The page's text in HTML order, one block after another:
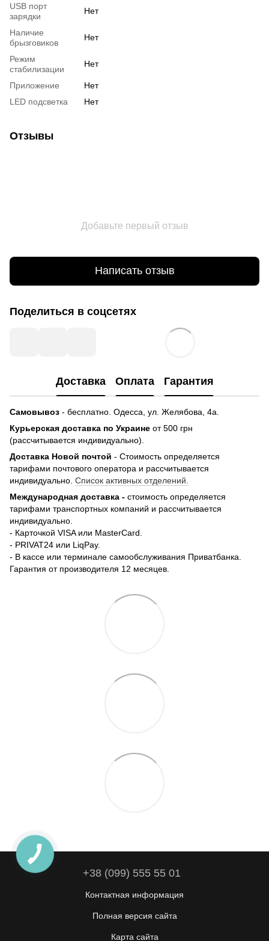
USB порт
зарядки
Нет
Наличие
брызговиков
Нет
Режим
стабилизации
Нет
Приложение
Нет
LED подсветка
Нет
Отзывы
Добавьте первый отзыв
Написать отзыв
Поделиться в соцсетях
Доставка Оплата Гарантия
Самовывоз - бесплатно. Одесса, ул. Желябова, 4а.
Курьерская доставка по Украине от 500 грн
(рассчитывается индивидуально).
Доставка Новой почтой - Стоимость определяется
тарифами почтового оператора и рассчитывается
индивидуально. Список активных отделений.
Международная доставка - стоимость определяется
тарифами транспортных компаний и рассчитывается
индивидуально.
- Карточкой VISA или MasterCard.
- PRIVAT24 или LiqPay.
- В кассе или терминале самообслуживания Приватбанка.
Гарантия от производителя 12 месяцев.
+38 (099) 555 55 01
Контактная информация
Полная версия сайта
Карта сайта